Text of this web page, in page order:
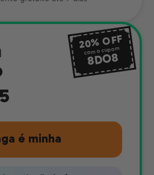
20% OFF
com o cupom
8DO8
é minha